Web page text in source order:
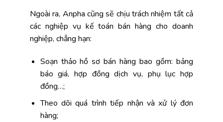
Ngoài ra, Anpha cũng sẽ chịu trách nhiệm tất cả
các nghiệp vụ kế toán bán hàng cho doanh
nghiệp, chẳng hạn:
Soạn thảo hồ sơ bán hàng bao gồm: bảng
báo giá, hợp đồng dịch vụ, phụ lục hợp
đồng…;
Theo dõi quá trình tiếp nhận và xử lý đơn
hàng;